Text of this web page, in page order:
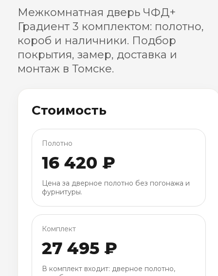
Межкомнатная дверь ЧФД+
Градиент 3 комплектом: полотно,
короб и наличники. Подбор
покрытия, замер, доставка и
монтаж в Томске.
Стоимость
Полотно
16 420 ₽
Цена за дверное полотно без погонажа и
фурнитуры.
Комплект
27 495 ₽
В комплект входит: дверное полотно,